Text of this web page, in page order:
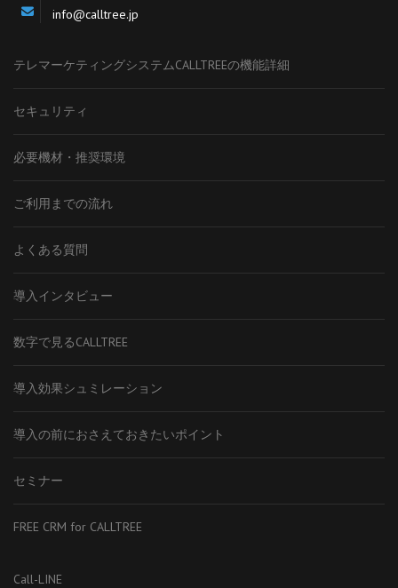
info@calltree.jp
テレマーケティングシステムCALLTREEの機能詳細
セキュリティ
必要機材・推奨環境
ご利用までの流れ
よくある質問
導入インタビュー
数字で見るCALLTREE
導入効果シュミレーション
導入の前におさえておきたいポイント
セミナー
FREE CRM for CALLTREE
Call-LINE